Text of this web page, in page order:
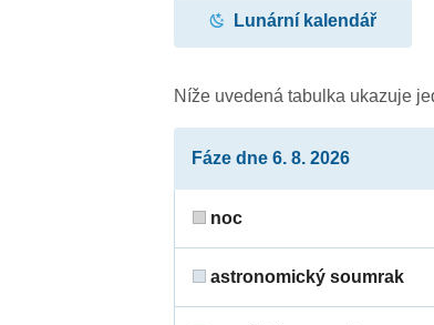
Lunární kalendář
Níže uvedená tabulka ukazuje
Fáze dne 6. 8. 2026
noc
astronomický soumrak